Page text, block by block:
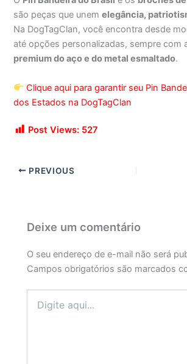
são peças que unemelegância,
Na DogTagClan, você encontra desde
até opções personalizadas, sempre com
premium do aço e do metal esmaltado.
Clique aqui para garantir seu Pin
dos Estados na DogTagClan
Post Views: 527
PREVIOUS
Deixe um comentário
O seu endereço de e-mail não será
Campos obrigatórios são marcados
aqui...